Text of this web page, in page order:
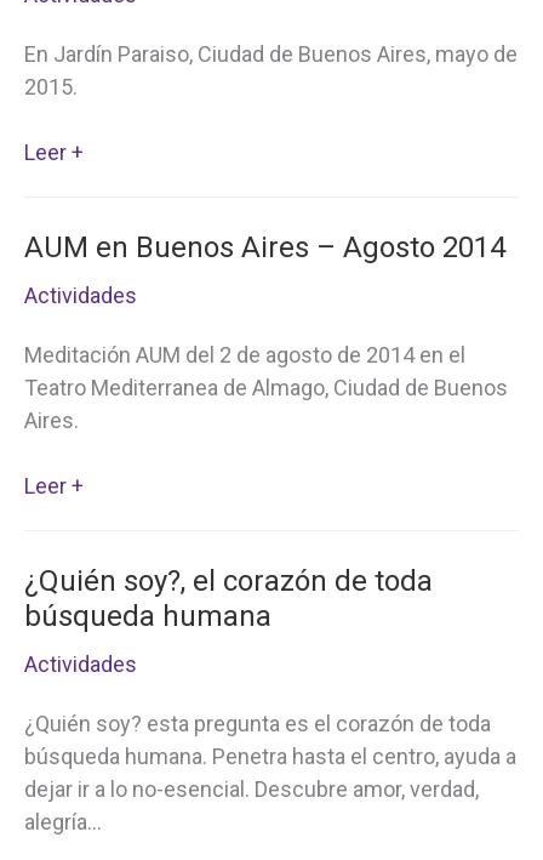
2015
En Jardín Paraiso, Ciudad de Buenos Aires, mayo de
2015.
Retiro
eres”
–
Aires
2015
Leer +
AUM en Buenos Aires – Agosto 2014
Actividades
Meditación AUM del 2 de agosto de 2014 en el
Teatro Mediterranea de Almago, Ciudad de Buenos
Aires.
AUM
Aires
–
Leer +
¿Quién soy?, el corazón de toda
búsqueda humana
Actividades
¿Quién soy? esta pregunta es el corazón de toda
búsqueda humana. Penetra hasta el centro, ayuda a
dejar ir a lo no-esencial. Descubre amor, verdad,
alegría…